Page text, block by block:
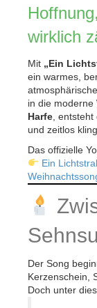
wirklich
Mit „Ein
ein warmes,
in die moderne
Harfe ,
und zeitlos
Das offizielle
Ein
Der Song
Kerzenschein,
Doch unter